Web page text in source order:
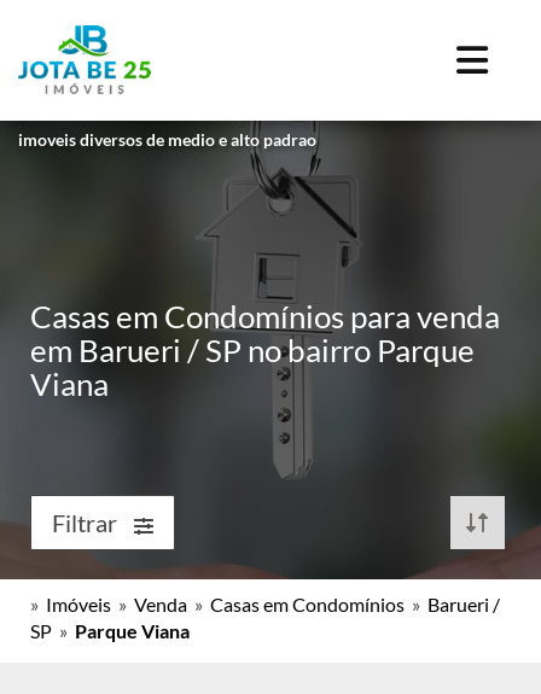
imoveis diversos de medio e alto padrao
Casas em Condomínios para venda
em Barueri / SP no bairro Parque
Viana
Filtrar
» Imóveis » Venda » Casas em Condomínios » Barueri /
SP » Parque Viana